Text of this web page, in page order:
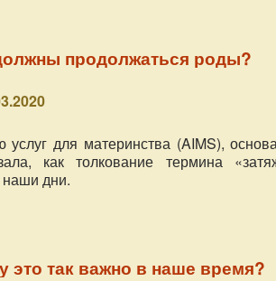
продолжаться роды?
для материнства (AIMS),
как толкование термина
наши дни.
это так важно в наше время?